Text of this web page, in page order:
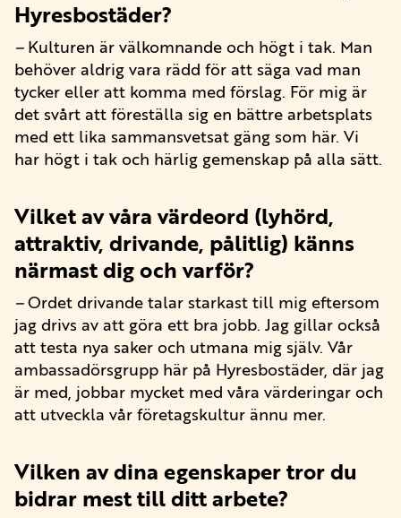
Hyresbostäder?
–Kulturen är välkomnande och högt i tak. Man
behöver aldrig vara rädd för att säga vad man
tycker eller att komma med förslag. För mig är
det svårt att föreställa sig en bättre arbetsplats
med ett lika sammansvetsat gäng som här. Vi
har högt i tak och härlig gemenskap på alla sätt.
Vilket av våra värdeord (lyhörd,
attraktiv, drivande, pålitlig) känns
närmast dig och varför?
–Ordet drivande talar starkast till mig eftersom
jag drivs av att göra ett bra jobb. Jag gillar också
att testa nya saker och utmana mig själv. Vår
ambassadörsgrupp här på Hyresbostäder, där jag
är med, jobbar mycket med våra värderingar och
att utveckla vår företagskultur ännu mer.
Vilken av dina egenskaper tror du
bidrar mest till ditt arbete?